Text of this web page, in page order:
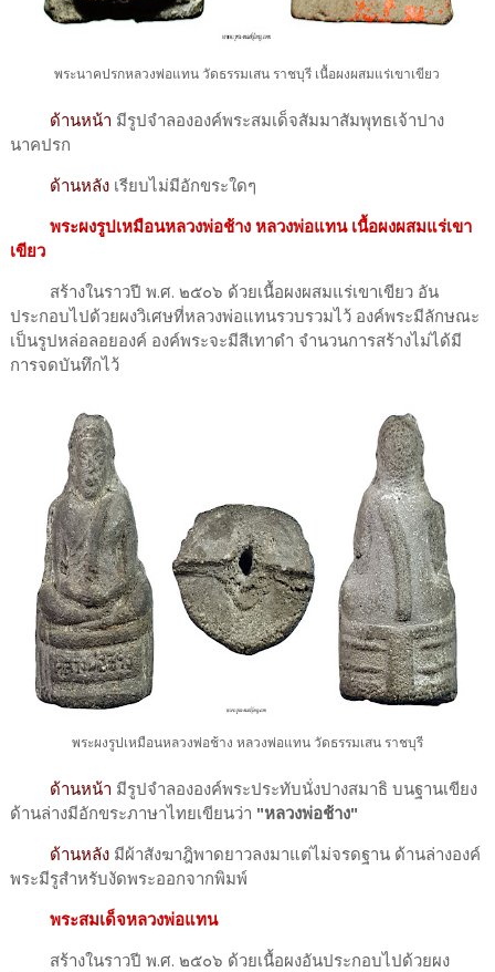
พระนาคปรกหลวงพ่อแทน วัดธรรมเสน ราชบุรี เนื้อผงผสมแร่เขาเขียว
ด้านหน้า มีรูปจำลององค์พระสมเด็จสัมมาสัมพุทธเจ้าปาง
นาคปรก
ด้านหลังเรียบไม่มีอักขระใดๆ
พระผงรูปเหมือนหลวงพ่อช้าง หลวงพ่อแทน เนื้อผงผสมแร่เขา
เขียว
สร้างในราวปี พ.ศ. ๒๕๐๖ ด้วยเนื้อผงผสมแร่เขาเขียว อัน
ประกอบไปด้วยผงวิเศษที่หลวงพ่อแทนรวบรวมไว้ องค์พระมีลักษณะ
เป็นรูปหล่อลอยองค์ องค์พระจะมีสีเทาดำ จำนวนการสร้างไม่ได้มี
การจดบันทึกไว้
พระผงรูปเหมือนหลวงพ่อช้าง หลวงพ่อแทน วัดธรรมเสน ราชบุรี
ด้านหน้า มีรูปจำลององค์พระประทับนั่งปางสมาธิ บนฐานเขียง
ด้านล่างมีอักขระภาษาไทยเขียนว่า "หลวงพ่อช้าง"
ด้านหลังมีผ้าสังฆาฎิพาดยาวลงมาแต่ไม่จรดฐาน ด้านล่างองค์
พระมีรูสำหรับงัดพระออกจากพิมพ์
พระสมเด็จหลวงพ่อแทน
สร้างในราวปี พ.ศ. ๒๕๐๖ ด้วยเนื้อผงอันประกอบไปด้วยผง